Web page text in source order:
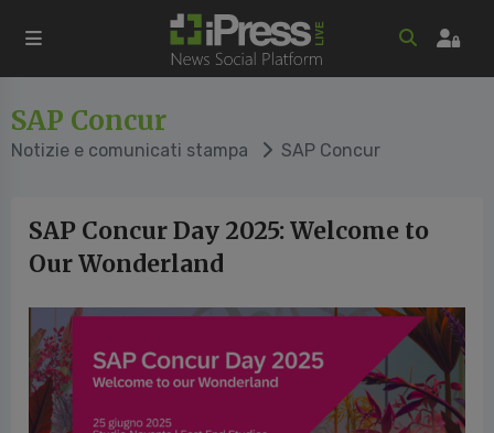
SAP Concur
Notizie e comunicati stampa SAP Concur
SAP Concur Day 2025: Welcome to
Our Wonderland